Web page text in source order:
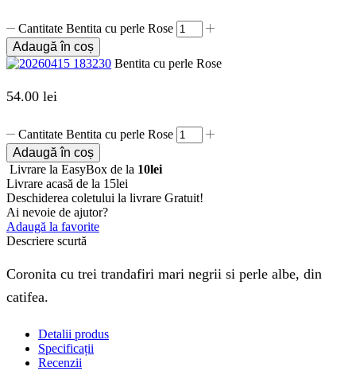
Cantitate Bentita cu perle Rose
Adaugă în coș
Bentita cu perle Rose
54.00 lei
Cantitate Bentita cu perle Rose
Adaugă în coș
Livrare la EasyBox de la 10lei
Livrare acasă de la 15lei
Deschiderea coletului la livrare Gratuit!
Ai nevoie de ajutor?
Adaugă la favorite
Descriere scurtă
Coronita cu trei trandafiri mari negrii si perle albe, din
catifea.
Detalii produs
Specificații
Recenzii